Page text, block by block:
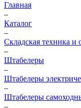
Главная
–
Каталог
–
Складская техника и
–
Штабелеры
–
Штабелеры
–
Штабелеры
–